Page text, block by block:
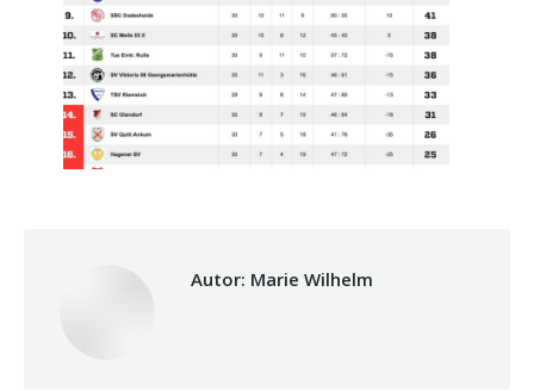
Autor: Marie Wilhelm